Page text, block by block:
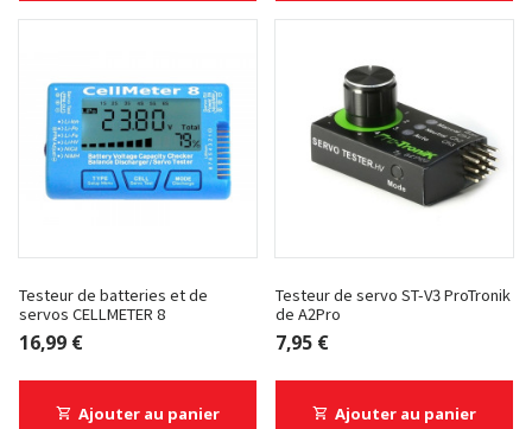
Testeur de batteries et de
servos CELLMETER 8
16,99 €
Ajouter au panier
Testeur de servo ST-V3 ProTronik
de A2Pro
7,95 €
Ajouter au panier